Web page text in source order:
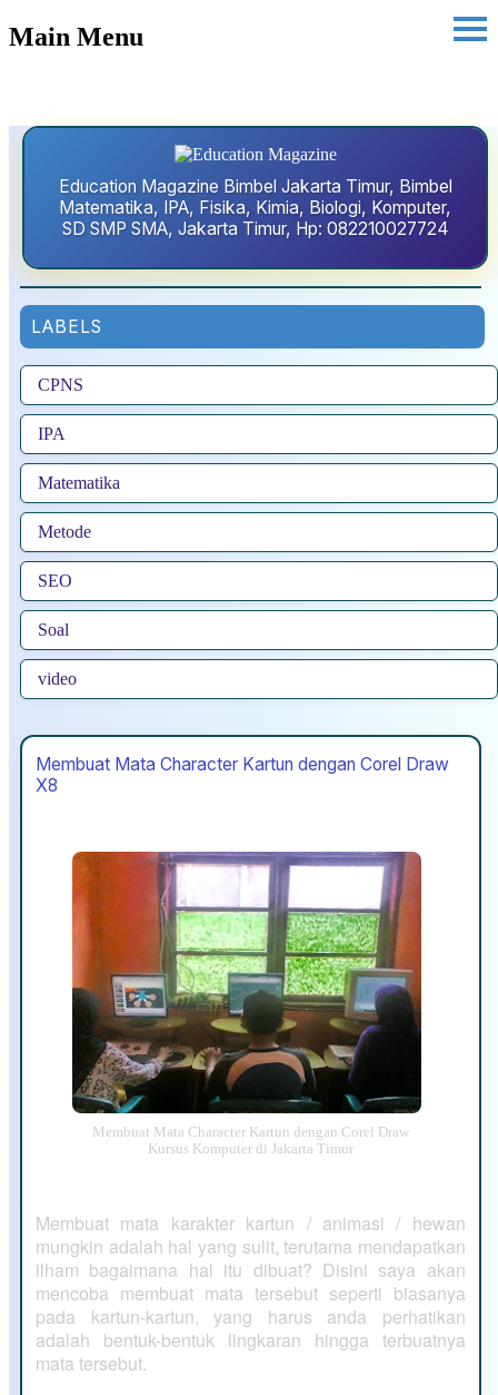
Main Menu
Education Magazine Bimbel Jakarta Timur, Bimbel
Matematika, IPA, Fisika, Kimia, Biologi, Komputer,
SD SMP SMA, Jakarta Timur, Hp: 082210027724
LABELS
CPNS
IPA
Matematika
Metode
SEO
Soal
video
Membuat Mata Character Kartun dengan Corel Draw
X8
Membuat Mata Character Kartun dengan Corel Draw
Kursus Komputer di Jakarta Timur
Membuat mata karakter kartun / animasi / hewan
mungkin adalah hal yang sulit, terutama mendapatkan
ilham bagaimana hal itu dibuat? Disini saya akan
mencoba membuat mata tersebut seperti biasanya
pada kartun-kartun, yang harus anda perhatikan
adalah bentuk-bentuk lingkaran hingga terbuatnya
mata tersebut.